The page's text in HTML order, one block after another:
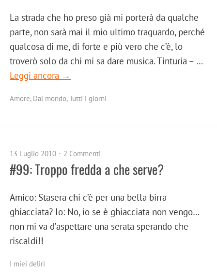
La strada che ho preso già mi porterà da qualche
parte, non sarà mai il mio ultimo traguardo, perché
qualcosa di me, di forte e più vero che c’è, lo
troverò solo da chi mi sa dare musica. Tinturia – …
Leggi ancora →
Amore, Dal mondo,Tutti i giorni
13 Luglio 2010 2 Commenti
#99: Troppo fredda a che serve?
Amico: Stasera chi c’è per una bella birra
ghiacciata? Io: No, io se è ghiacciata non vengo…
non mi va d’aspettare una serata sperando che
riscaldi!!
I miei deliri